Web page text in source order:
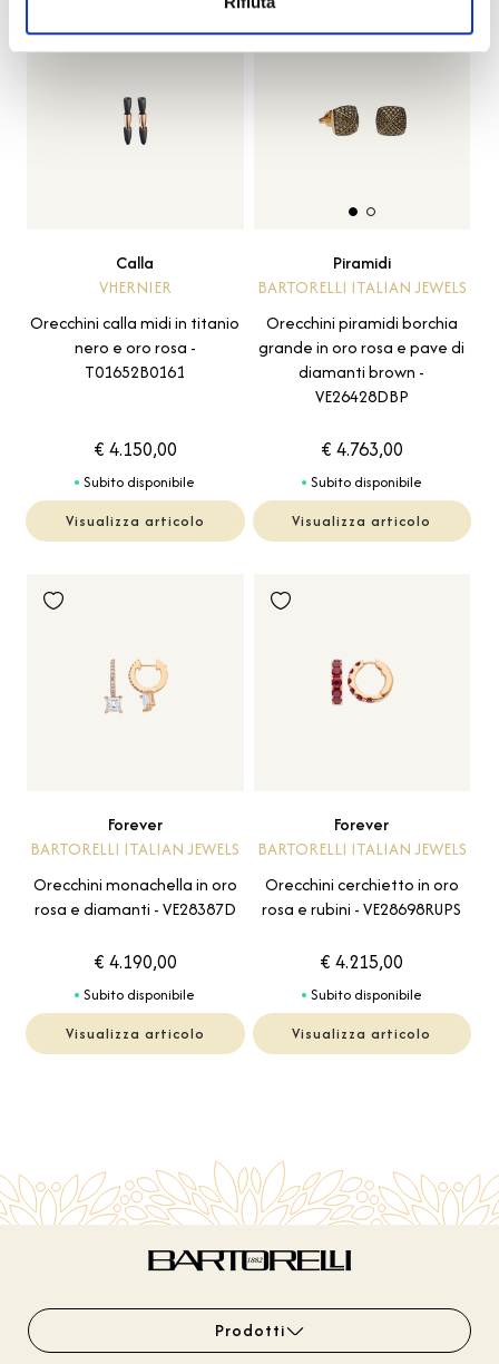
Calla
VHERNIER
Orecchini calla midi in titanio
nero e oro rosa -
T01652B0161
€ 4.150,00
Subito disponibile
Visualizza articolo
Piramidi
BARTORELLI ITALIAN JEWELS
Orecchini piramidi borchia
grande in oro rosa e pave di
diamanti brown -
VE26428DBP
€ 4.763,00
Subito disponibile
Visualizza articolo
Forever
BARTORELLI ITALIAN JEWELS
Orecchini monachella in oro
rosa e diamanti - VE28387D
€ 4.190,00
Subito disponibile
Visualizza articolo
Forever
BARTORELLI ITALIAN JEWELS
Orecchini cerchietto in oro
rosa e rubini - VE28698RUPS
€ 4.215,00
Subito disponibile
Visualizza articolo
Prodotti